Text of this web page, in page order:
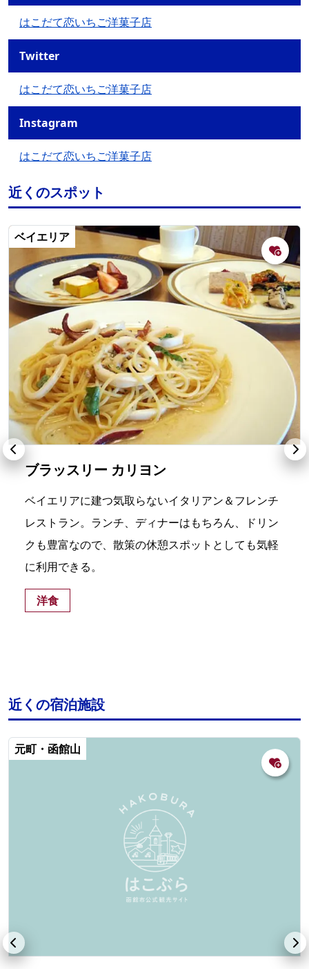
はこだて恋いちご洋菓子店
Twitter
はこだて恋いちご洋菓子店
Instagram
はこだて恋いちご洋菓子店
近くのスポット
ベイエリア
ブラッスリー カリヨン
ベイエリアに建つ気取らないイタリアン＆フレンチ
レストラン。ランチ、ディナーはもちろん、ドリン
クも豊富なので、散策の休憩スポットとしても気軽
に利用できる。
洋食
近くの宿泊施設
元町・函館山